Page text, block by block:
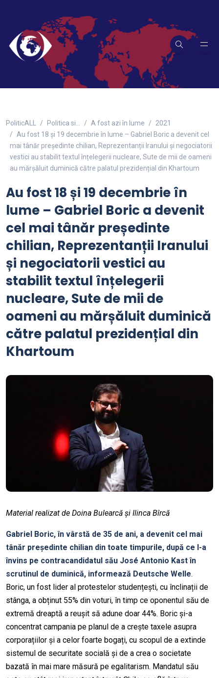
PoliticALL Politica si… A fost azi în lume
2021
Au fost 18 și 19 decembrie în lume – Gabriel Boric a devenit cel
mai tânăr președinte chilian, Reprezentanții Iranului și negociatorii
vestici au stabilit textul înțelegerii nucleare, Sute de mii de oameni
au mărșăluit duminică către palatul prezidențial din Khartoum
Au fost 18 și 19 decembrie în
lume – Gabriel Boric a devenit
cel mai tânăr președinte
chilian, Reprezentanții Iranului
și negociatorii vestici au
stabilit textul înțelegerii
nucleare, Sute de mii de
oameni au mărșăluit duminică
către palatul prezidențial din
Khartoum
Material realizat de Doina Bulearcă și Ilinca Bîrcă
Gabriel Boric, în vârstă de 35 de ani, a devenit cel mai
tânăr președinte chilian din toate timpurile, după ce l-a
învins pe contracandidatul său José Antonio Kast în
scrutinul de duminică, informează Deutsche Welle.
Boric, un fost lider al protestelor studențești, cu înclinații de
stânga, a obținut 55% din voturi, în timp ce oponentul său de
extremă dreaptă a reușit să adune doar 44%. Boric și-a
concentrat campania pe planul de a crește taxele asupra
corporațiilor și a celor foarte bogați, cu scopul de a extinde
sistemul de securitate socială și de a crea o societate
bazată în mai mare măsură pe egalitarism. Mandatul său